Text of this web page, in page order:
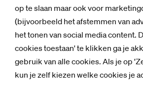
op te slaan maar ook voor
(bijvoorbeeld het afstemmen van
het tonen van social media content.
cookies toestaan' te klikken ga je
gebruik van alle cookies. Als je op
kun je zelf kiezen welke cookies je